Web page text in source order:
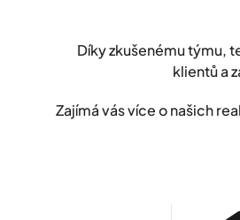
Díky zkušenému týmu,
klientů a
Zajímá vás více o našich